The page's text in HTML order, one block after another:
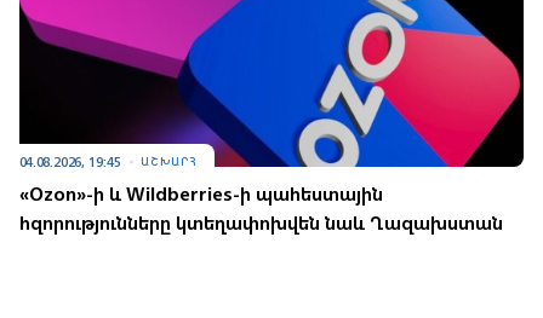
04.08.2026, 19:45 ԱՇԽԱՐՀ
«Ozon»-ի և Wildberries-ի պահեստային
հզորությունները կտեղափոխվեն նաև Ղազախստան